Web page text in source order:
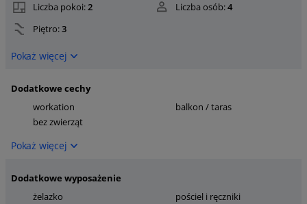
Liczba pokoi:2 Liczba osób:4
Piętro:3
Pokaż więcej
Dodatkowe cechy
workation
balkon / taras
bez zwierząt
Pokaż więcej
Dodatkowe wyposażenie
żelazko
pościel i ręczniki